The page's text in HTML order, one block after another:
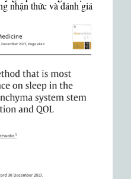
nhận thức và đánh giá